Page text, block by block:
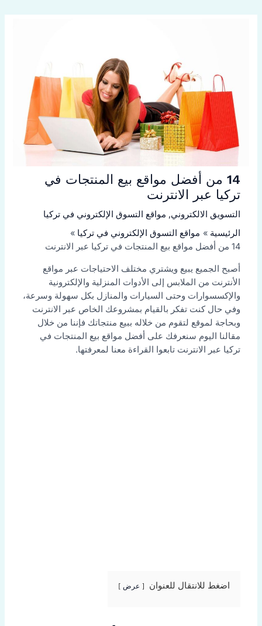
14 من أفضل مواقع بيع المنتجات في
تركيا عبر الانترنت
التسويق الالكتروني, مواقع التسوق الإلكتروني في تركيا
الرئيسية
مواقع التسوق الإلكتروني في تركيا
14 من أفضل مواقع بيع المنتجات في تركيا عبر الانترنت
أصبح الجميع يبيع ويشتري مختلف الاحتياجات عبر مواقع
الأنترنت من الملابس إلى الأدوات المنزلية والإلكترونية
والإكسسوارات وحتى السيارات والمنازل بكل سهولة وسرعة،
وفي حال كنت تفكر بالقيام بمشروعك الخاص عبر الانترنت
وبحاجة لموقع لتقوم من خلاله ببيع منتجاتك فإننا من خلال
مقالنا اليوم سنعرفك على أفضل مواقع بيع المنتجات في
تركيا عبر الانترنت تابعوا القراءة معنا لمعرفتها.
اضغط للانتقال للعنوان عرض